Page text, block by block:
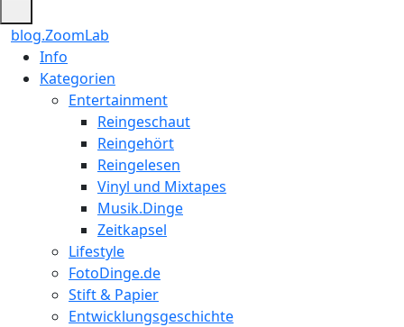
blog.ZoomLab
ZoomLab
//
Info
Kategorien
Entertainment
Reingeschaut
Reingehört
Reingelesen
Vinyl und Mixtapes
Musik.Dinge
Zeitkapsel
Lifestyle
FotoDinge.de
Stift & Papier
Entwicklungsgeschichte